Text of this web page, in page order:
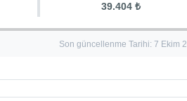
39.404 ₺
Son güncellenme Tarihi: 7 Ekim